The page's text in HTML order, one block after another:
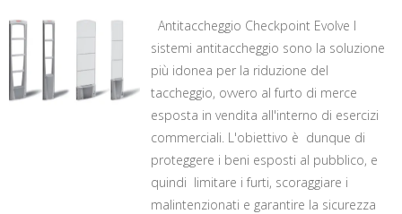
Antitaccheggio Checkpoint Evolve I
sistemi antitaccheggio sono la soluzione
più idonea per la riduzione del
taccheggio, ovvero al furto di merce
esposta in vendita all'interno di esercizi
commerciali. L'obiettivo è dunque di
proteggere i beni esposti al pubblico, e
quindi limitare i furti, scoraggiare i
malintenzionati e garantire la sicurezza